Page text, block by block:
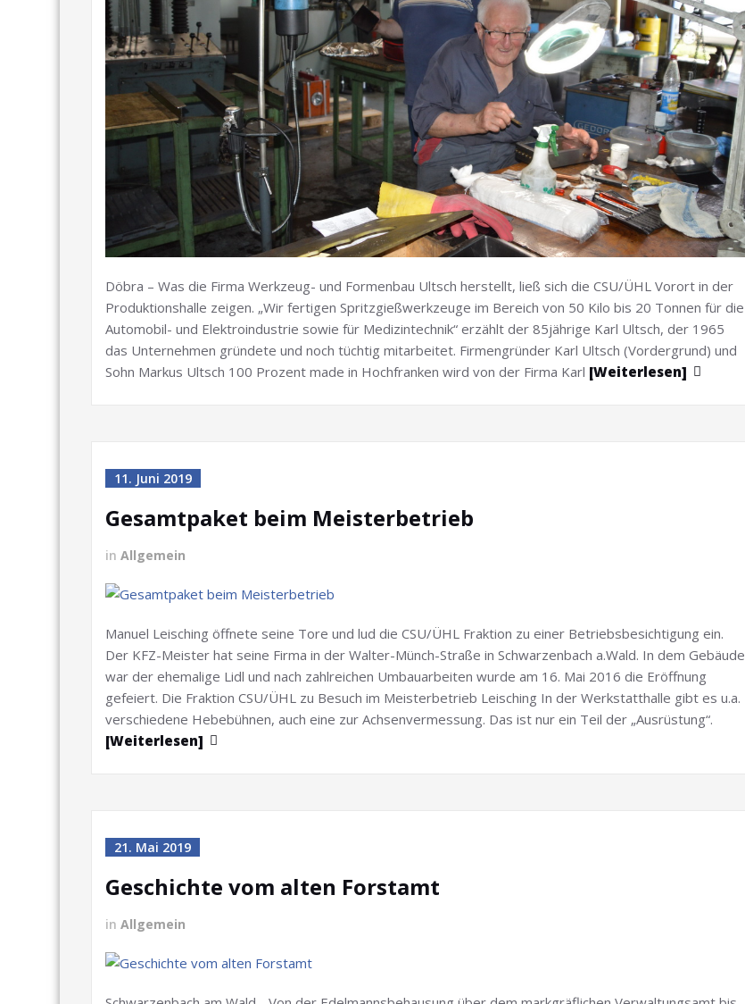
Döbra – Was die Firma Werkzeug- und Formenbau Ultsch herstellt, ließ sich die CSU/ÜHL Vorort in der
Produktionshalle zeigen. „Wir fertigen Spritzgießwerkzeuge im Bereich von 50 Kilo bis 20 Tonnen für die
Automobil- und Elektroindustrie sowie für Medizintechnik“ erzählt der 85jährige Karl Ultsch, der 1965
das Unternehmen gründete und noch tüchtig mitarbeitet. Firmengründer Karl Ultsch (Vordergrund) und
Sohn Markus Ultsch 100 Prozent made in Hochfranken wird von der Firma Karl [Weiterlesen]
11. Juni 2019
Gesamtpaket beim Meisterbetrieb
in Allgemein
Manuel Leisching öffnete seine Tore und lud die CSU/ÜHL Fraktion zu einer Betriebsbesichtigung ein.
Der KFZ-Meister hat seine Firma in der Walter-Münch-Straße in Schwarzenbach a.Wald. In dem Gebäude
war der ehemalige Lidl und nach zahlreichen Umbauarbeiten wurde am 16. Mai 2016 die Eröffnung
gefeiert. Die Fraktion CSU/ÜHL zu Besuch im Meisterbetrieb Leisching In der Werkstatthalle gibt es u.a.
verschiedene Hebebühnen, auch eine zur Achsenvermessung. Das ist nur ein Teil der „Ausrüstung“.
[Weiterlesen]
21. Mai 2019
Geschichte vom alten Forstamt
in Allgemein